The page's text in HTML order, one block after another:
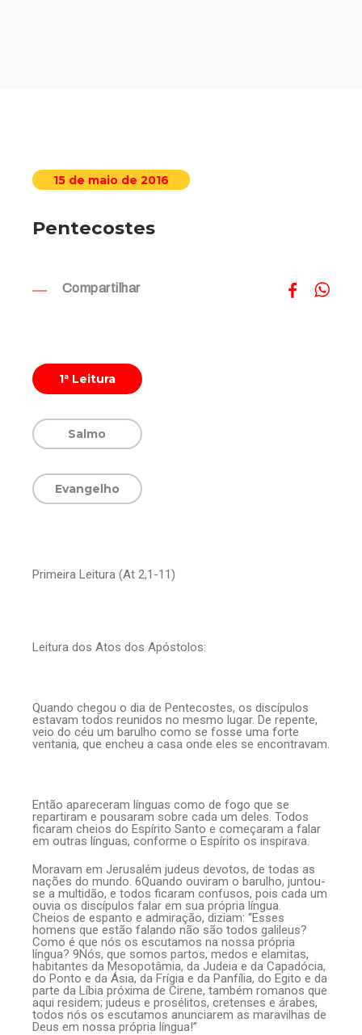
15 de maio de 2016
Pentecostes
Compartilhar
1ª Leitura
Salmo
Evangelho
Primeira Leitura (At 2,1-11)
Leitura dos Atos dos Apóstolos:
Quando chegou o dia de Pentecostes, os discípulos
estavam todos reunidos no mesmo lugar. De repente,
veio do céu um barulho como se fosse uma forte
ventania, que encheu a casa onde eles se encontravam.
Então apareceram línguas como de fogo que se
repartiram e pousaram sobre cada um deles. Todos
ficaram cheios do Espírito Santo e começaram a falar
em outras línguas, conforme o Espírito os inspirava.
Moravam em Jerusalém judeus devotos, de todas as
nações do mundo. 6Quando ouviram o barulho, juntou-
se a multidão, e todos ficaram confusos, pois cada um
ouvia os discípulos falar em sua própria língua.
Cheios de espanto e admiração, diziam: “Esses
homens que estão falando não são todos galileus?
Como é que nós os escutamos na nossa própria
língua? 9Nós, que somos partos, medos e elamitas,
habitantes da Mesopotâmia, da Judeia e da Capadócia,
do Ponto e da Ásia, da Frígia e da Panfília, do Egito e da
parte da Líbia próxima de Cirene, também romanos que
aqui residem; judeus e prosélitos, cretenses e árabes,
todos nós os escutamos anunciarem as maravilhas de
Deus em nossa própria língua!”